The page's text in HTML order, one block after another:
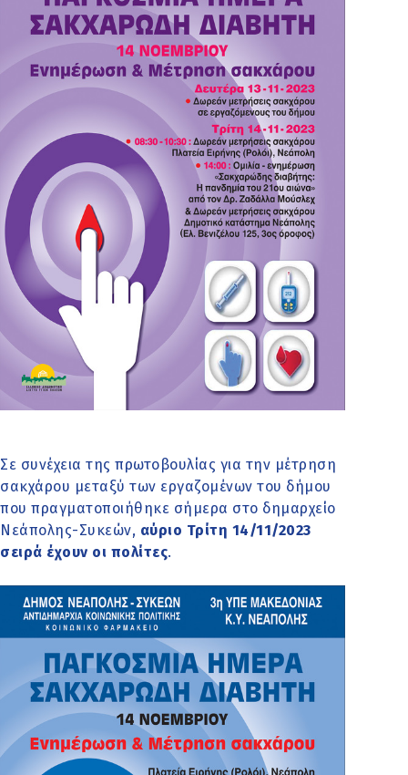
Σε συνέχεια της πρωτοβουλίας για την μέτρηση
σακχάρου μεταξύ των εργαζομένων του δήμου
που πραγματοποιήθηκε σήμερα στο δημαρχείο
Νεάπολης-Συκεών, αύριο Τρίτη 14/11/2023
σειρά έχουν οι πολίτες.